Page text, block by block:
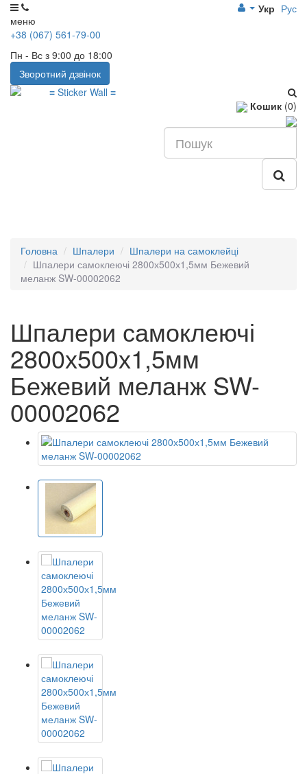
меню
Укр Рус
+38 (067) 561-79-00
Пн - Вс з 9:00 до 18:00
Зворотний дзвінок
Кошик (0)
Головна Шпалери
Шпалери на самоклейці
Шпалери самоклеючі 2800х500х1,5мм Бежевий
меланж SW-00002062
Шпалери самоклеючі
2800х500х1,5мм
Бежевий меланж SW-
00002062